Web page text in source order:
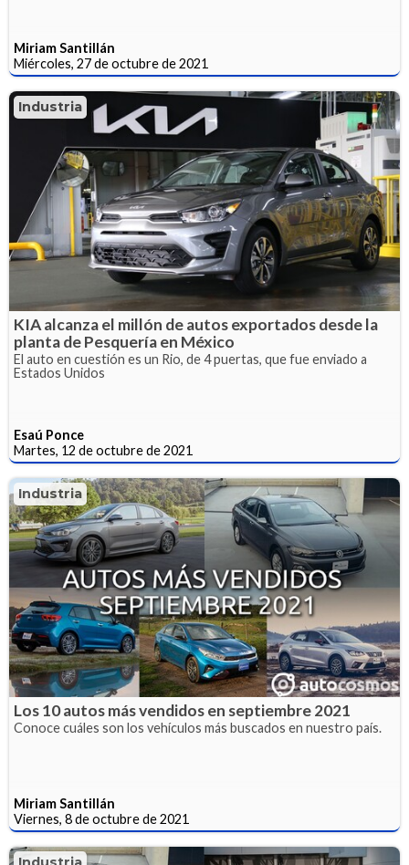
Miriam Santillán
Miércoles, 27 de octubre de 2021
Industria
KIA alcanza el millón de autos exportados desde la
planta de Pesquería en México
El auto en cuestión es un Rio, de 4 puertas, que fue enviado a
Estados Unidos
Esaú Ponce
Martes, 12 de octubre de 2021
Industria
Los 10 autos más vendidos en septiembre 2021
Conoce cuáles son los vehículos más buscados en nuestro país.
Miriam Santillán
Viernes, 8 de octubre de 2021